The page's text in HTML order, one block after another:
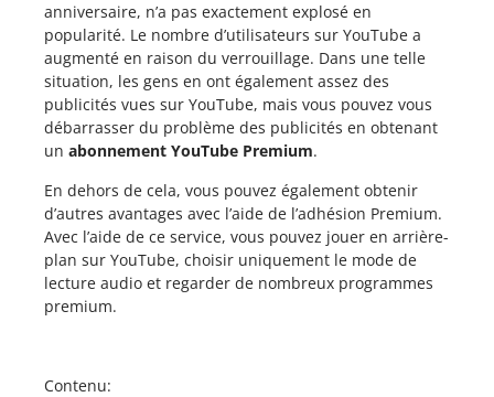
anniversaire, n’a pas exactement explosé en
popularité. Le nombre d’utilisateurs sur YouTube a
augmenté en raison du verrouillage. Dans une telle
situation, les gens en ont également assez des
publicités vues sur YouTube, mais vous pouvez vous
débarrasser du problème des publicités en obtenant
un abonnement YouTube Premium.
En dehors de cela, vous pouvez également obtenir
d’autres avantages avec l’aide de l’adhésion Premium.
Avec l’aide de ce service, vous pouvez jouer en arrière-
plan sur YouTube, choisir uniquement le mode de
lecture audio et regarder de nombreux programmes
premium.
Contenu: